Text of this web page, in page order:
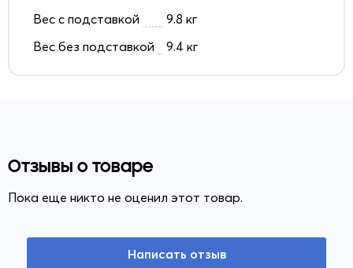
Вес с подставкой
9.8 кг
Вес без подставкой
9.4 кг
Отзывы о товаре
Пока еще никто не оценил этот товар.
Написать отзыв